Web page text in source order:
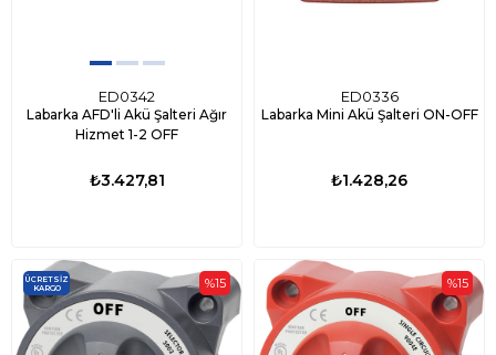
ED0342
Labarka AFD'li Akü Şalteri Ağır
Hizmet 1-2 OFF
₺3.427,81
ED0336
Labarka Mini Akü Şalteri ON-OFF
₺1.428,26
%15
ÜCRETSIZ
KARGO
%15